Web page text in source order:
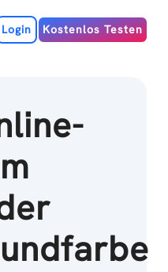
Login Kostenlos Testen